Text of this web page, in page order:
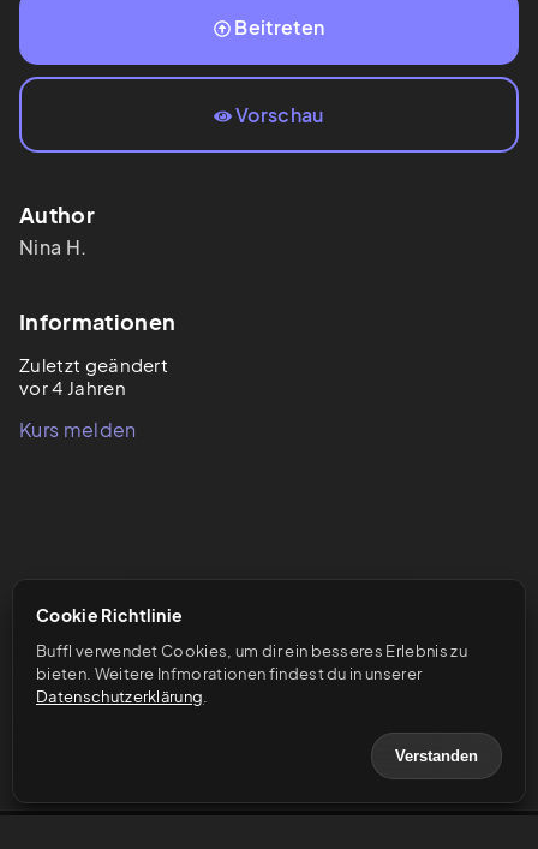
Cookie Richtlinie
Buffl verwendet Cookies, um dir ein besseres Erlebnis zu
bieten. Weitere Infmorationen findest du in unserer
Datenschutzerklärung
Verstanden
Beitreten
Vorschau
Author
Nina H.
Informationen
Zuletzt geändert
vor 4 Jahren
Kurs melden